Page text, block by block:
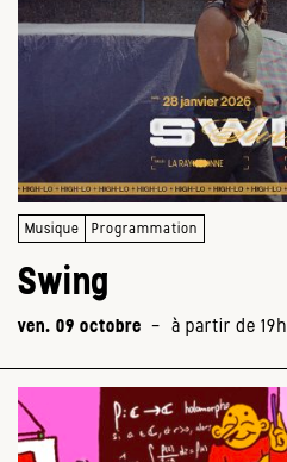
Musique Programmation
Swing
ven. 09 octobre - à partir de 19h